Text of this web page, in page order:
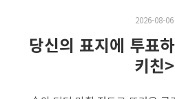
2026-08-06
당신의 표지에 투표
키친>